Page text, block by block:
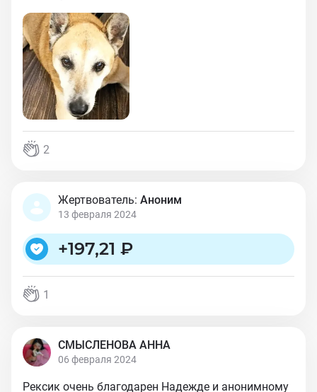
2
Жертвователь: Аноним
13 февраля 2024
+197,21 ₽
1
СМЫСЛЕНОВА АННА
06 февраля 2024
Рексик очень благодарен Надежде и анонимному